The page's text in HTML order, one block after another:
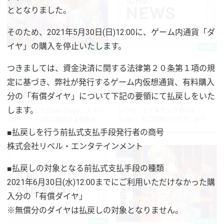
ととなりました。
そのため、2021年5月30日(日)12:00に、ゲーム内通貨「ダ
イヤ」の購入を停止いたします。
つきましては、資金決済に関する法律第２０条第１項の規
定に基づき、弊社が発行するゲーム内仮想通貨、有料購入
分の「有償ダイヤ」について下記の要領にて払戻しをいた
します。
■払戻しを行う前払式支払手段発行者の商号
株式会社リベル・エンタテインメント
■払戻しの対象となる前払式支払手段の種類
2021年6月30日(水)12:00までにご利用いただけなかった購
入分の「有償ダイヤ」
※無償分のダイヤは払戻しの対象となりません。
MUSIC
2021.11.27
New Album「NOCTURNE」リ
リース決定！
アイ★チュウ Étoile Stage、メイン
2021.04.30
今後のアプリ運営について